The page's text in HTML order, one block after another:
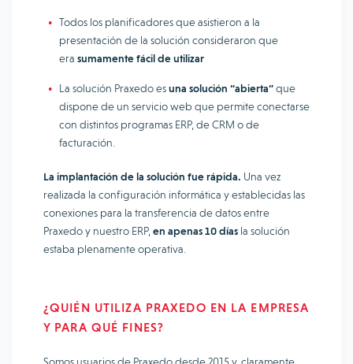
Todos los planificadores que asistieron a la
presentación de la solución consideraron que
era sumamente fácil de utilizar
La solución Praxedo esuna solución “abierta”que
dispone de un servicio web que permite conectarse
con distintos programas ERP, de CRM o de
facturación.
La implantación de la solución fue rápida. Una vez
realizada la configuración informática y establecidas las
conexiones para la transferencia de datos entre
Praxedo y nuestro ERP, en apenas 10 días la solución
estaba plenamente operativa.
¿QUIÉN UTILIZA PRAXEDO EN LA EMPRESA
Y PARA QUÉ FINES?